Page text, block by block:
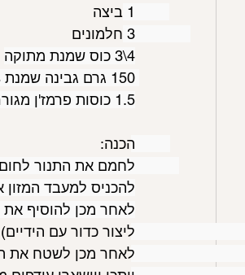
1 ביצה
3 חלמונים
4\3 כוס שמנת מתוקה
150 גרם גבינה שמנת 5%
1.5 כוסות פרמז'ן מגורר (90 גרם)
הכנה:
לחמם את התנור לחום של 175
להכניס למעבד
לאחר מכן להוסיף
ליצור כדור עם
לאחר מכן לשטח את